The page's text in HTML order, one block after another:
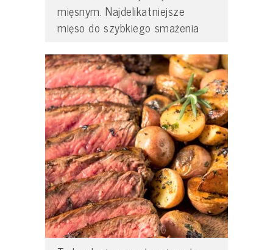
mięsnym. Najdelikatniejsze
mięso do szybkiego smażenia